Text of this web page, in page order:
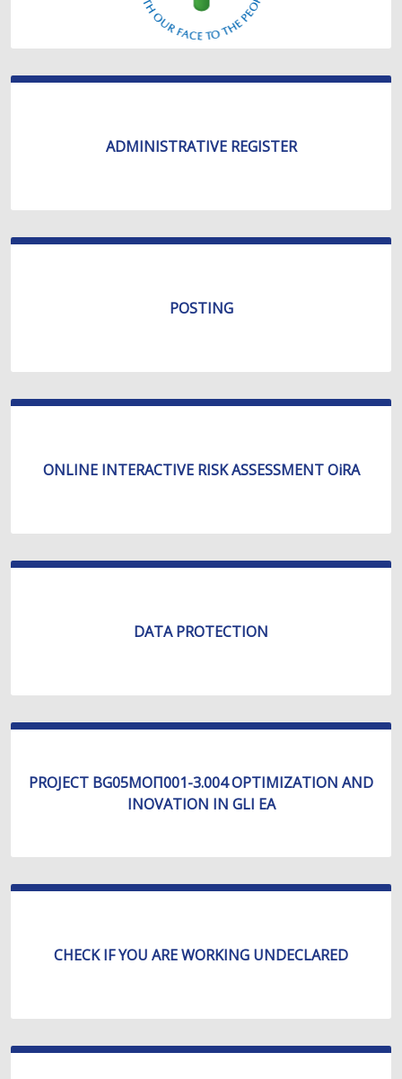
ADMINISTRATIVE REGISTER
POSTING
ONLINE INTERACTIVE RISK ASSESSMENT OiRA
DATA PROTECTION
PROJECT BG05МОП001-3.004 OPTIMIZATION AND
INOVATION IN GLI EA
CHECK IF YOU ARE WORKING UNDECLARED